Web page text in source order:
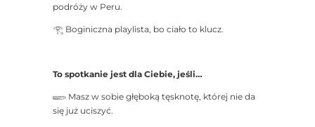
podróży w Peru.
𓂀 Boginiczna playlista, bo ciało to klucz.
To spotkanie jest dla Ciebie, jeśli…
𓆃 Masz w sobie głęboką tęsknotę, której nie da
się już uciszyć.